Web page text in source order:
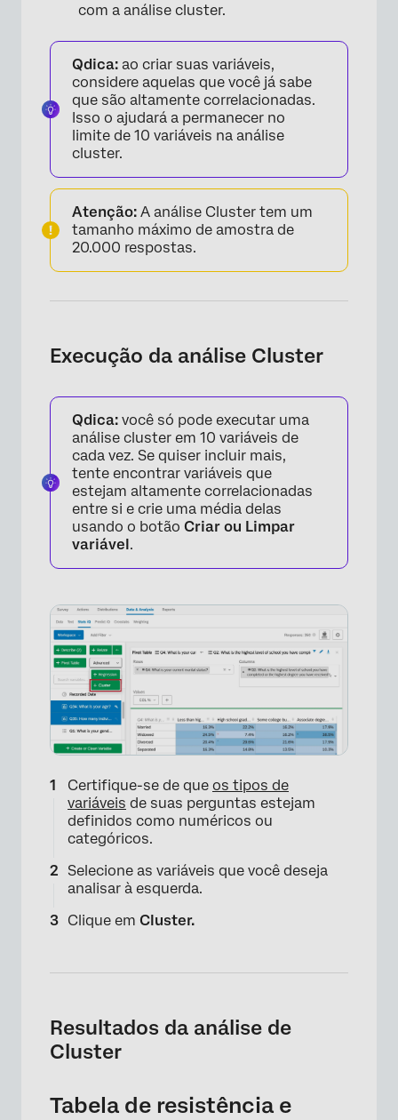
com a análise cluster.
Qdica: ao criar suas variáveis,
considere aquelas que você já sabe
que são altamente correlacionadas.
Isso o ajudará a permanecer no
limite de 10 variáveis na análise
cluster.
Atenção: A análise Cluster tem um
tamanho máximo de amostra de
20.000 respostas.
Execução da análise Cluster
Qdica: você só pode executar uma
análise cluster em 10 variáveis de
cada vez. Se quiser incluir mais,
tente encontrar variáveis que
estejam altamente correlacionadas
entre si e crie uma média delas
usando o botão Criar ou Limpar
variável.
Certifique-se de que os tipos de
variáveis de suas perguntas estejam
definidos como numéricos ou
categóricos.
Selecione as variáveis que você deseja
analisar à esquerda.
Clique em Cluster.
Resultados da análise de
Cluster
Tabela de resistência e